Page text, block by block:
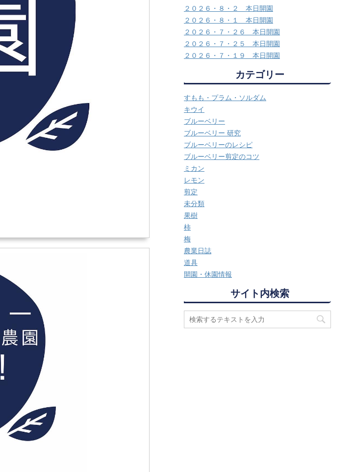
２０２６・８・２ 本日開園
２０２６・８・１ 本日開園
２０２６・７・２６ 本日開園
２０２６・７・２５ 本日開園
２０２６・７・１９ 本日開園
カテゴリー
すもも・プラム・ソルダム
キウイ
ブルーベリー
ブルーベリー 研究
ブルーベリーのレシピ
ブルーベリー剪定のコツ
ミカン
レモン
剪定
未分類
果樹
柿
梅
農業日誌
道具
開園・休園情報
サイト内検索